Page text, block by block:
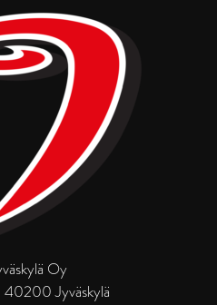
Oy
40200 Jyväskylä